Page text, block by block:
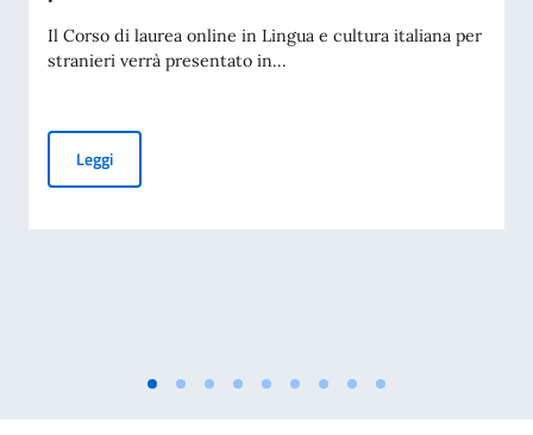
Il Corso di laurea online in Lingua e cultura italiana per
stranieri verrà presentato in...
LeggiConsorzio Universitario ICoN - Evento di presentazione del